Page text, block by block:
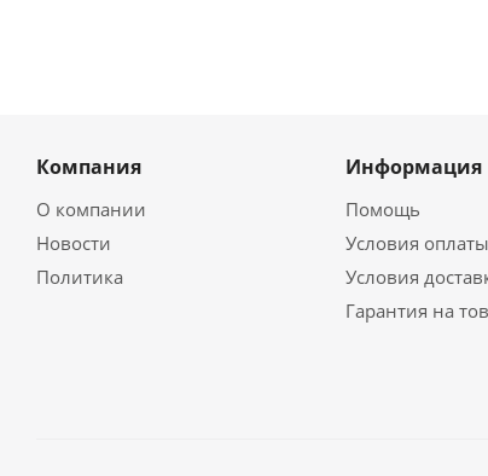
Компания
О компании
Новости
Политика
Информация
Помощь
Условия оплаты
Условия
Гарантия на